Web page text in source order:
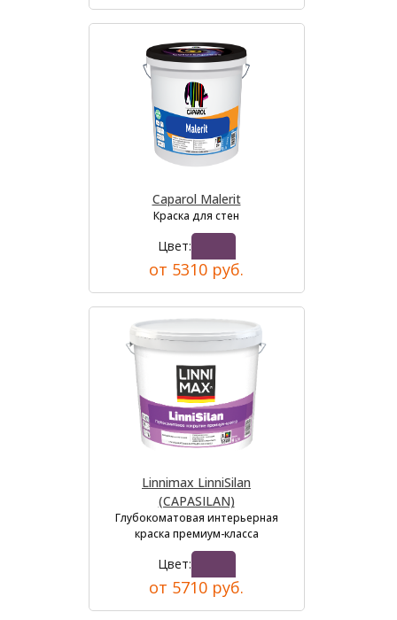
Caparol Malerit
Краска для стен
Цвет:
от 5310 руб.
Linnimax LinniSilan
(CAPASILAN)
Глубокоматовая интерьерная
краска премиум-класса
Цвет:
от 5710 руб.